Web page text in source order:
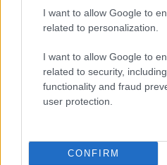
I want to allow Google to
related to personalization.
I want to allow Google to
related to security,
functionality and fraud
user protection.
CONFIRM
Olden, Νορβηγία
Πηγαίνοντας πιο βόρεια,
Oldenείναι ένα γραφικό
κατοίκους, σε ένα από τα